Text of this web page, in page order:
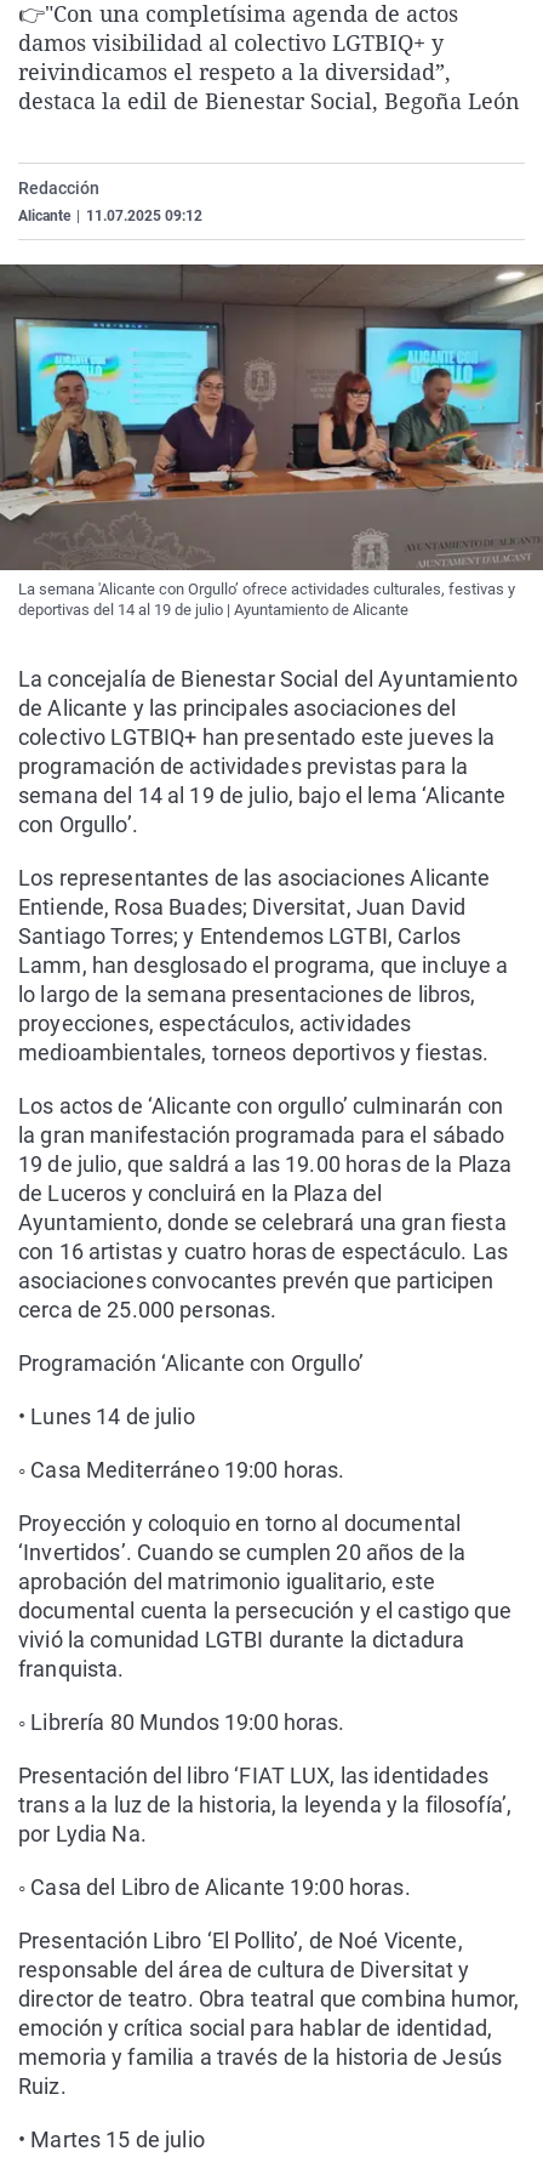
La rosa de los vientos
Gente viajera
Como el perro y el
Caso
Retornados
Equipo de
Extremadura
Galicia
La Rioja
Virales
Televisión
Elecciones
👉"Con una completísima agenda de actos
damos visibilidad al colectivo LGTBIQ+ y
reivindicamos el respeto a la diversidad”,
destaca la edil de Bienestar Social, Begoña León
Redacción
Alicante 11.07.2025 09:12
La semana 'Alicante con Orgullo’ ofrece actividades culturales, festivas y
deportivas del 14 al 19 de julio | Ayuntamiento de Alicante
La concejalía de Bienestar Social del Ayuntamiento
de Alicante y las principales asociaciones del
colectivo LGTBIQ+ han presentado este jueves la
programación de actividades previstas para la
semana del 14 al 19 de julio, bajo el lema ‘Alicante
con Orgullo’.
Los representantes de las asociaciones Alicante
Entiende, Rosa Buades; Diversitat, Juan David
Santiago Torres; y Entendemos LGTBI, Carlos
Lamm, han desglosado el programa, que incluye a
lo largo de la semana presentaciones de libros,
proyecciones, espectáculos, actividades
medioambientales, torneos deportivos y fiestas.
Los actos de ‘Alicante con orgullo’ culminarán con
la gran manifestación programada para el sábado
19 de julio, que saldrá a las 19.00 horas de la Plaza
de Luceros y concluirá en la Plaza del
Ayuntamiento, donde se celebrará una gran fiesta
con 16 artistas y cuatro horas de espectáculo. Las
asociaciones convocantes prevén que participen
cerca de 25.000 personas.
Programación ‘Alicante con Orgullo’
• Lunes 14 de julio
◦ Casa Mediterráneo 19:00 horas.
Proyección y coloquio en torno al documental
‘Invertidos’. Cuando se cumplen 20 años de la
aprobación del matrimonio igualitario, este
documental cuenta la persecución y el castigo que
vivió la comunidad LGTBI durante la dictadura
franquista.
◦ Librería 80 Mundos 19:00 horas.
Presentación del libro ‘FIAT LUX, las identidades
trans a la luz de la historia, la leyenda y la filosofía’,
por Lydia Na.
◦ Casa del Libro de Alicante 19:00 horas.
Presentación Libro ‘El Pollito’, de Noé Vicente,
responsable del área de cultura de Diversitat y
director de teatro. Obra teatral que combina humor,
emoción y crítica social para hablar de identidad,
memoria y familia a través de la historia de Jesús
Ruiz.
• Martes 15 de julio